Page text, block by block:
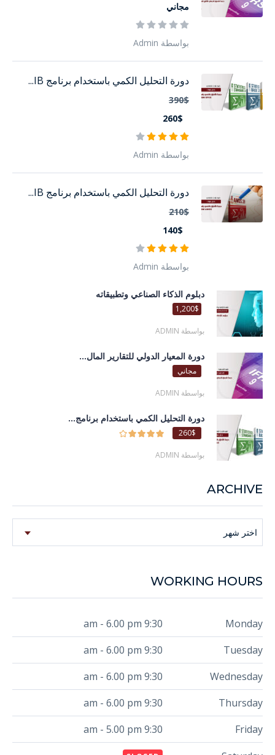
مجاني
بواسطة Admin
دورة التحليل الكمي باستخدام برنامج IB...
390$
260$
بواسطة Admin
دورة التحليل الكمي باستخدام برنامج IB...
210$
140$
بواسطة Admin
دبلوم الذكاء الصناعي وتطبيقاته
1,200$
بواسطة ADMIN
دورة المعيار الدولي للتقارير المال...
مجاني
بواسطة ADMIN
دورة التحليل الكمي باستخدام برنامج...
260$
بواسطة ADMIN
ARCHIVE
اختر شهر
WORKING HOURS
Monday
9:30 am - 6.00 pm
Tuesday
9:30 am - 6.00 pm
Wednesday
9:30 am - 6.00 pm
Thursday
9:30 am - 6.00 pm
Friday
9:30 am - 5.00 pm